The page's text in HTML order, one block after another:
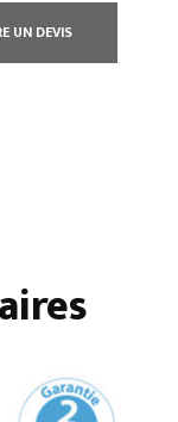
UN DEVIS